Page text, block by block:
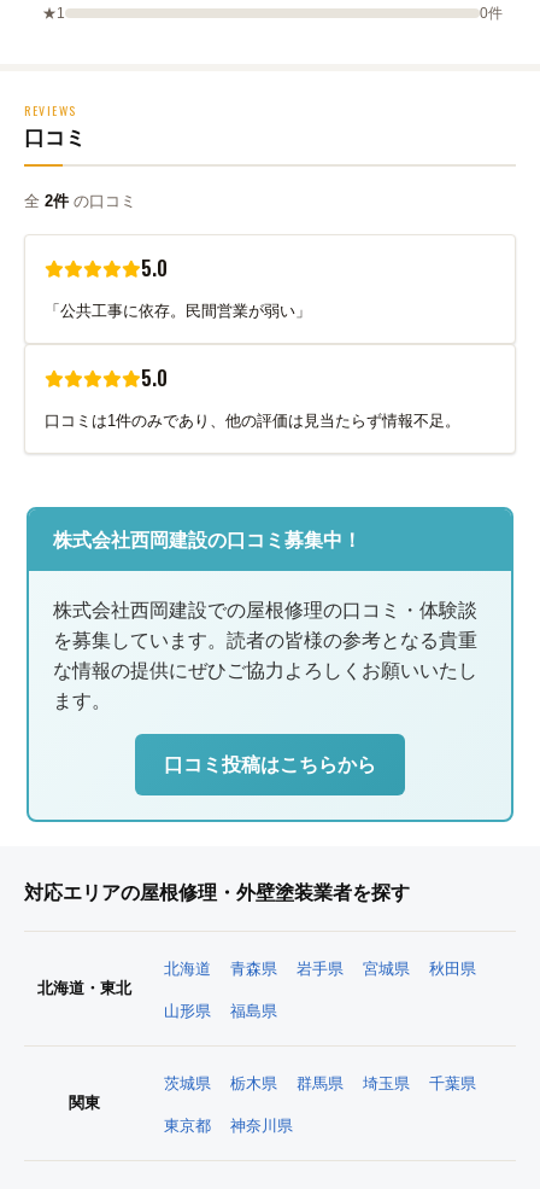
★1
0件
REVIEWS
口コミ
全 2件 の口コミ
5.0
「公共工事に依存。民間営業が弱い」
5.0
口コミは1件のみであり、他の評価は見当たらず情報不足。
株式会社西岡建設の口コミ募集中！
株式会社西岡建設での屋根修理の口コミ・体験談
を募集しています。読者の皆様の参考となる貴重
な情報の提供にぜひご協力よろしくお願いいたし
ます。
口コミ投稿はこちらから
対応エリアの屋根修理・外壁塗装業者を探す
北海道・東北
北海道 青森県 岩手県 宮城県 秋田県
山形県 福島県
関東
茨城県 栃木県 群馬県 埼玉県 千葉県
東京都 神奈川県